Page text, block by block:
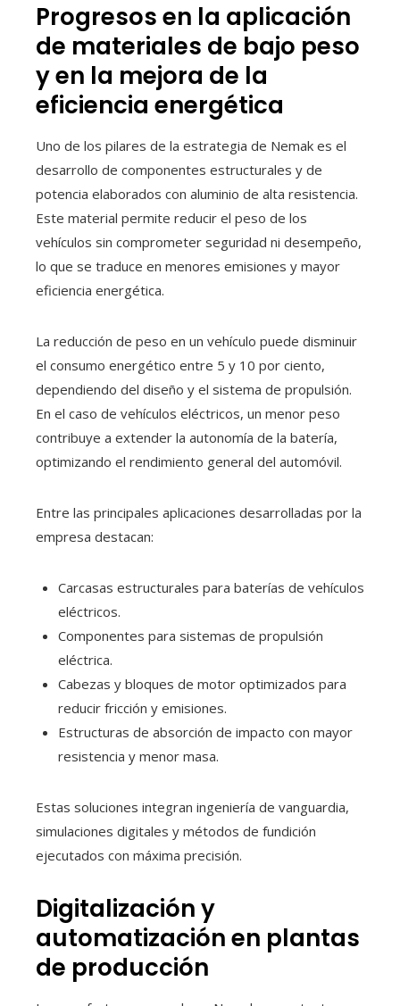
Progresos en la aplicación
de materiales de bajo peso
y en la mejora de la
eficiencia energética
Uno de los pilares de la estrategia de Nemak es el
desarrollo de componentes estructurales y de
potencia elaborados con aluminio de alta resistencia.
Este material permite reducir el peso de los
vehículos sin comprometer seguridad ni desempeño,
lo que se traduce en menores emisiones y mayor
eficiencia energética.
La reducción de peso en un vehículo puede disminuir
el consumo energético entre 5 y 10 por ciento,
dependiendo del diseño y el sistema de propulsión.
En el caso de vehículos eléctricos, un menor peso
contribuye a extender la autonomía de la batería,
optimizando el rendimiento general del automóvil.
Entre las principales aplicaciones desarrolladas por la
empresa destacan:
Carcasas estructurales para baterías de vehículos
eléctricos.
Componentes para sistemas de propulsión
eléctrica.
Cabezas y bloques de motor optimizados para
reducir fricción y emisiones.
Estructuras de absorción de impacto con mayor
resistencia y menor masa.
Estas soluciones integran ingeniería de vanguardia,
simulaciones digitales y métodos de fundición
ejecutados con máxima precisión.
Digitalización y
automatización en plantas
de producción